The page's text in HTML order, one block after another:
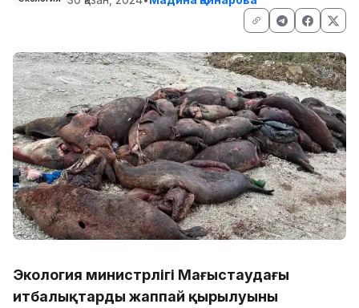
Экология министрлігі Маңғыстаудағы
итбалықтардың жаппай қырылуының